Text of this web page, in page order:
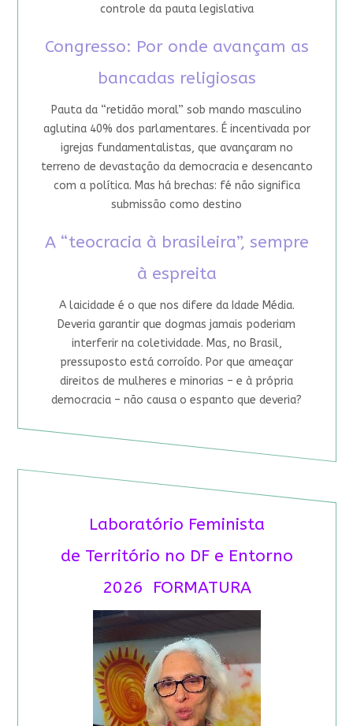
controle da pauta legislativa
Congresso: Por onde avançam as
bancadas religiosas
Pauta da “retidão moral” sob mando masculino
aglutina 40% dos parlamentares. É incentivada por
igrejas fundamentalistas, que avançaram no
terreno de devastação da democracia e desencanto
com a política. Mas há brechas: fé não significa
submissão como destino
A “teocracia à brasileira”, sempre
à espreita
A laicidade é o que nos difere da Idade Média.
Deveria garantir que dogmas jamais poderiam
interferir na coletividade. Mas, no Brasil,
pressuposto está corroído. Por que ameaçar
direitos de mulheres e minorias – e à própria
democracia – não causa o espanto que deveria?
Laboratório Feminista
de Território no DF e Entorno
2026 FORMATURA